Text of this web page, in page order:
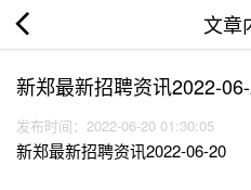
文章
新郑最新招聘资讯2022-
发布时间：2022-06-20 01:30:05
新郑最新招聘资讯2022-06-20